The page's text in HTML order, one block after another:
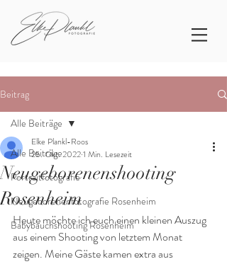
Beitrag
Alle Beiträge
Portraitfotografie
Neugeborenenfotografie Rosenheim
Babybauchshooting Rosenheim
Alle Beiträge
Neugeborenenshooting
Rosenheim
Elke Plankl-Roos
25. Okt. 20221 Min. Lesezeit
Heute möchte ich euch einen kleinen Auszug
aus einem Shooting von letztem Monat
zeigen. Meine Gäste kamen extra aus